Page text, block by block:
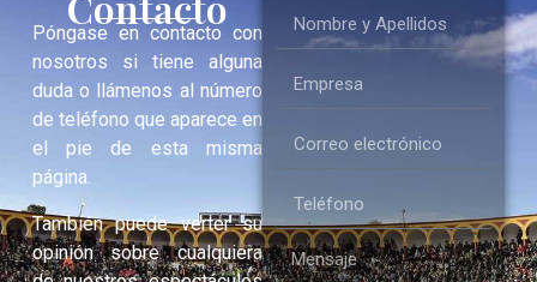
Póngase en contacto con
nosotros si tiene alguna
duda o llámenos al número
de teléfono que aparece en
el pie de esta misma
página.
También puede verter su
opinión sobre cualquiera